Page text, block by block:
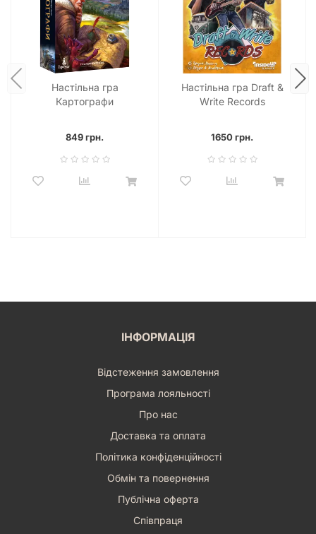
Настільна гра
Картографи
849 грн.
Настільна гра Draft &
Write Records
1650 грн.
ІНФОРМАЦІЯ
Відстеження замовлення
Програма лояльності
Про нас
Доставка та оплата
Політика конфіденційності
Обмін та повернення
Публічна оферта
Співпраця